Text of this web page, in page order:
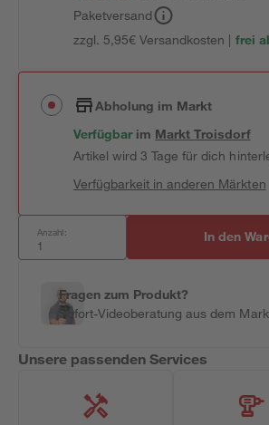
Paketversand
zzgl. 5,95€ Versandkosten | frei
Abholung im Markt
Verfügbar im MarktTroisdorf
Artikel wird 3 Tage für dich
Verfügbarkeit in anderen Märkten
Anzahl: In den
Fragen zum Produkt?
Sofort-Videoberatung aus dem
Unsere passenden Services